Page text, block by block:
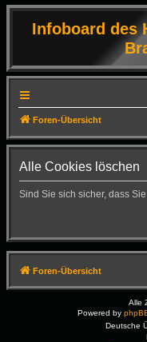
Infoboard des
Foren-Übersicht
Alle Cookies löschen
Sind Sie sich sicher, dass
Foren-Übersicht
Alle
Powered by
Deutsche